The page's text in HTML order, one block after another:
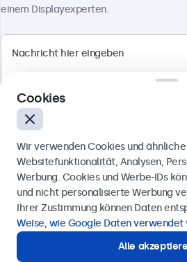
Berliner Allee 59, 40212
Deutsch
einem Displayexperten.
Anfrage senden
Rufen Sie uns an unter0211
Benötigen Sie Unterstützung?
Cookies
Wir verwenden Cookies und
Websitefunktionalität, Analysen,
Werbung. Cookies und Werbe-IDs
und nicht personalisierte Werbung
Ihrer Zustimmung können Daten
Weise, wie Google Daten verwendet
Alle